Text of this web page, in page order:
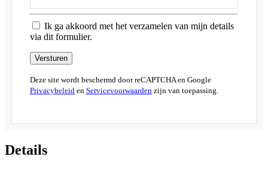
Ik ga akkoord met het verzamelen van mijn details
via dit formulier.
Versturen
Deze site wordt beschermd door reCAPTCHA en Google
Privacybeleid en Servicevoorwaarden zijn van toepassing.
Details